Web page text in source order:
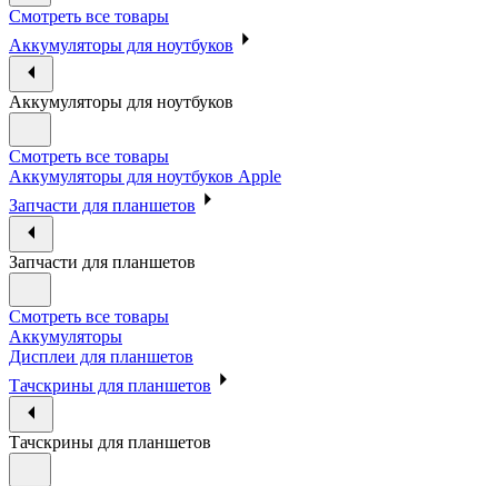
Смотреть все товары
Аккумуляторы для ноутбуков
Аккумуляторы для ноутбуков
Смотреть все товары
Аккумуляторы для ноутбуков Apple
Запчасти для планшетов
Запчасти для планшетов
Смотреть все товары
Аккумуляторы
Дисплеи для планшетов
Тачскрины для планшетов
Тачскрины для планшетов